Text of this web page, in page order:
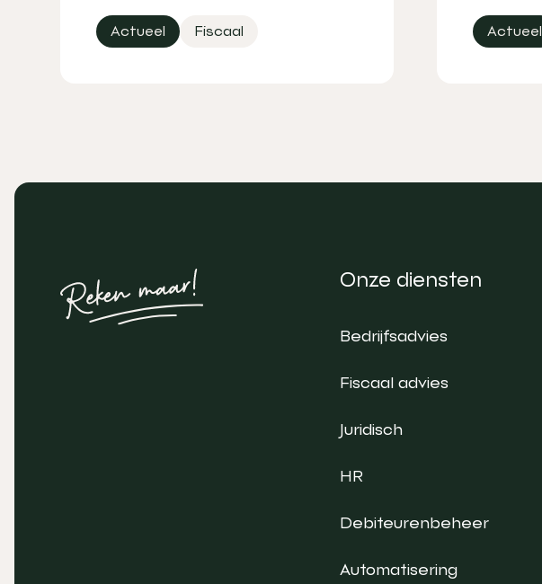
Actueel Fiscaal Actueel
Onze diensten
Bedrijfsadvies
Fiscaal advies
Juridisch
HR
Debiteurenbeheer
Automatisering